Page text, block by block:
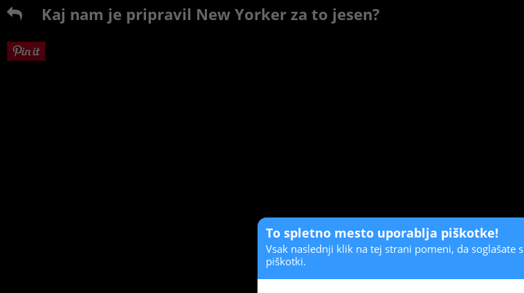
Kaj nam je pripravil New Yorker za to jesen?
To spletno mesto uporablja piškotke!
Vsak naslednji klik na tej strani pomeni, da soglašate s
piškotki.